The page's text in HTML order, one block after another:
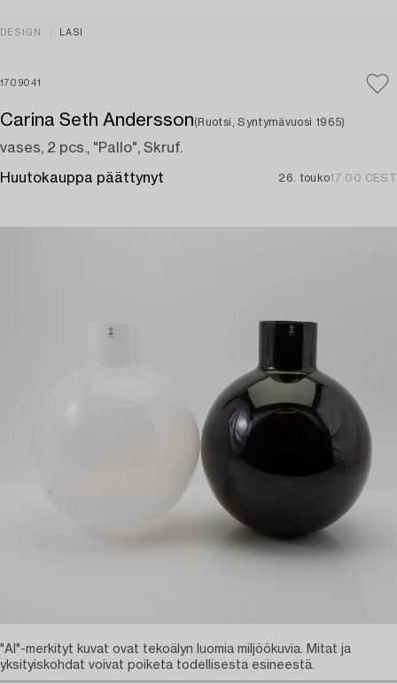
DESIGN LASI
1709041
Carina Seth Andersson(Ruotsi, Syntymävuosi 1965)
vases, 2 pcs., "Pallo", Skruf.
Huutokauppa päättynyt 26. touko17:00 CEST
"AI"-merkityt kuvat ovat tekoälyn luomia miljöökuvia. Mitat ja
yksityiskohdat voivat poiketa todellisesta esineestä.